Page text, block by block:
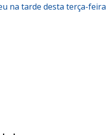
na tarde desta terça-feira